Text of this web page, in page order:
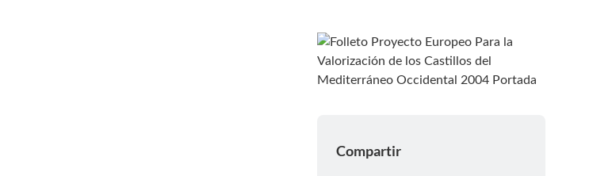
Compartir